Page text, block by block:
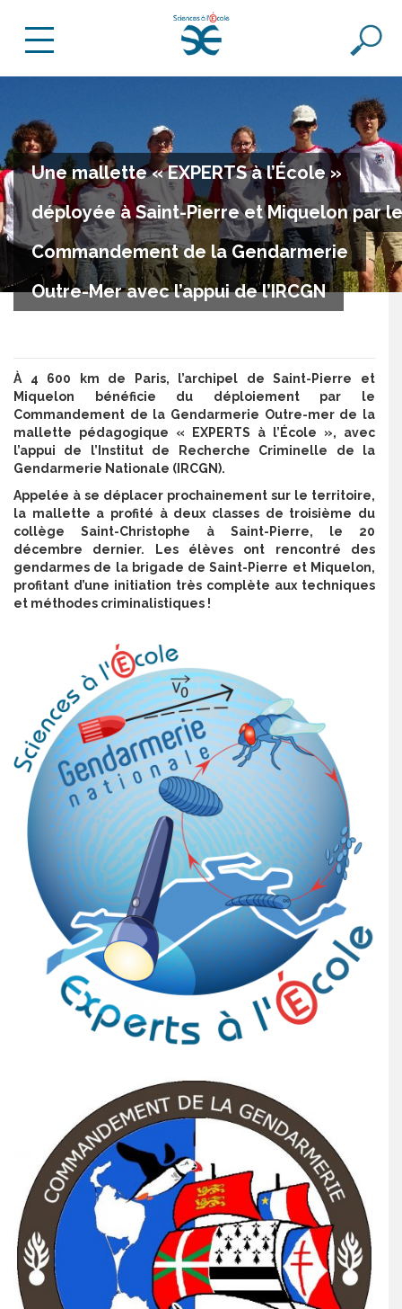
Une mallette « EXPERTS à l’École »
déployée à Saint-Pierre et Miquelon par le
Commandement de la Gendarmerie
Outre-Mer avec l’appui de l’IRCGN
À 4 600 km de Paris, l’archipel de Saint-Pierre et
Miquelon bénéficie du déploiement par le
Commandement de la Gendarmerie Outre-mer de la
mallette pédagogique « EXPERTS à l’École », avec
l’appui de l’Institut de Recherche Criminelle de la
Gendarmerie Nationale (IRCGN).
Appelée à se déplacer prochainement sur le territoire,
la mallette a profité à deux classes de troisième du
collège Saint-Christophe à Saint-Pierre, le 20
décembre dernier. Les élèves ont rencontré des
gendarmes de la brigade de Saint-Pierre et Miquelon,
profitant d’une initiation très complète aux techniques
et méthodes criminalistiques !